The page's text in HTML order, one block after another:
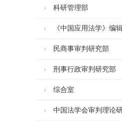
科研管理部
《中国应用法学》编
民商事审判研究部
刑事行政审判研究部
综合室
中国法学会审判理论